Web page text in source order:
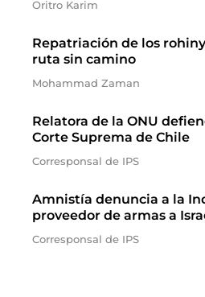
Oritro Karim
Repatriación de los
ruta sin camino
Mohammad Zaman
Relatora de la ONU
Corte Suprema de Chile
Corresponsal de IPS
Amnistía denuncia a la
proveedor de armas a
Corresponsal de IPS